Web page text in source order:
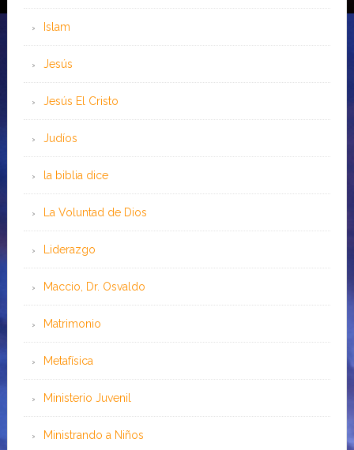
Islam
Jesús
Jesús El Cristo
Judíos
la biblia dice
La Voluntad de Dios
Liderazgo
Maccio, Dr. Osvaldo
Matrimonio
Metafísica
Ministerio Juvenil
Ministrando a Niños